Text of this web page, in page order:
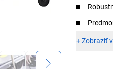
+Zobraziť